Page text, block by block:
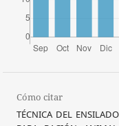
Cómo citar
TÉCNICA DEL